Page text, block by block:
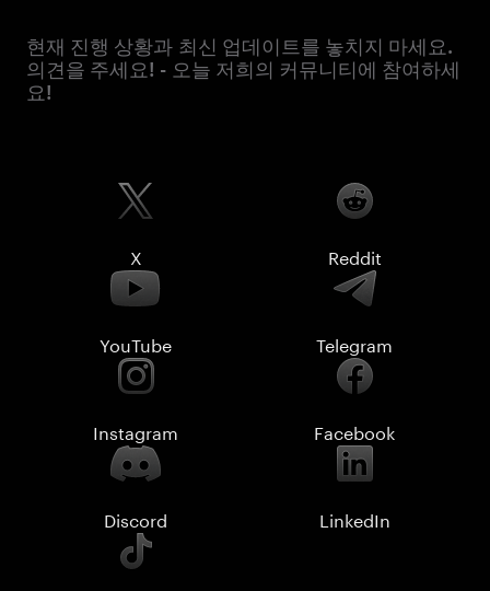
현재 진행 상황과 최신 업데이트를 놓치지 마세요.
의견을 주세요! - 오늘 저희의 커뮤니티에 참여하세
요!
X Reddit
YouTube Telegram
Instagram Facebook
Discord LinkedIn